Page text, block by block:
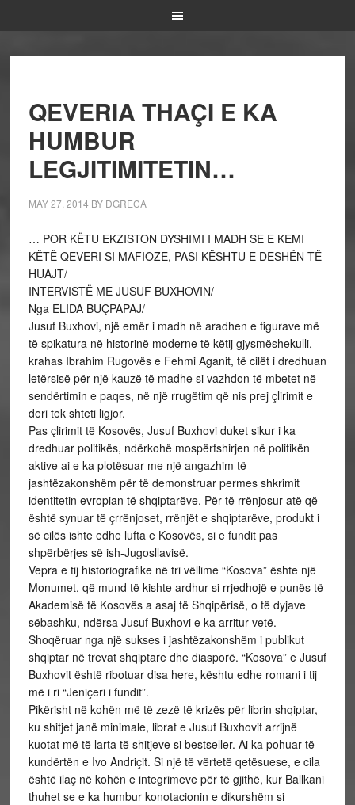
QEVERIA THAÇI E KA
HUMBUR
LEGJITIMITETIN…
MAY 27, 2014 BY DGRECA
… POR KËTU EKZISTON DYSHIMI I MADH SE E KEMI
KËTË QEVERI SI MAFIOZE, PASI KËSHTU E DESHËN TË
HUAJT/
INTERVISTË ME JUSUF BUXHOVIN/
Nga ELIDA BUÇPAPAJ/
Jusuf Buxhovi, një emër i madh në aradhen e figurave më
të spikatura në historinë moderne të këtij gjysmëshekulli,
krahas Ibrahim Rugovës e Fehmi Aganit, të cilët i dredhuan
letërsisë për një kauzë të madhe si vazhdon të mbetet në
sendërtimin e paqes, në një rrugëtim që nis prej çlirimit e
deri tek shteti ligjor.
Pas çlirimit të Kosovës, Jusuf Buxhovi duket sikur i ka
dredhuar politikës, ndërkohë mospërfshirjen në politikën
aktive ai e ka plotësuar me një angazhim të
jashtëzakonshëm për të demonstruar permes shkrimit
identitetin evropian të shqiptarëve. Për të rrënjosur atë që
është synuar të çrrënjoset, rrënjët e shqiptarëve, produkt i
së cilës ishte edhe lufta e Kosovës, si e fundit pas
shpërbërjes së ish-Jugosllavisë.
Vepra e tij historiografike në tri vëllime “Kosova” ështe një
Monumet, që mund të kishte ardhur si rrjedhojë e punës të
Akademisë të Kosovës a asaj të Shqipërisë, o të dyjave
sëbashku, ndërsa Jusuf Buxhovi e ka arritur vetë.
Shoqëruar nga një sukses i jashtëzakonshëm i publikut
shqiptar në trevat shqiptare dhe diasporë. “Kosova” e Jusuf
Buxhovit është ribotuar disa here, kështu edhe romani i tij
më i ri “Jeniçeri i fundit”.
Pikërisht në kohën më të zezë të krizës për librin shqiptar,
ku shitjet janë minimale, librat e Jusuf Buxhovit arrijnë
kuotat më të larta të shitjeve si bestseller. Ai ka pohuar të
kundërtën e Ivo Andriçit. Si një të vërtetë qetësuese, e cila
është ilaç në kohën e integrimeve për të gjithë, kur Ballkani
thuhet se e ka humbur konotacionin e dikurshëm si